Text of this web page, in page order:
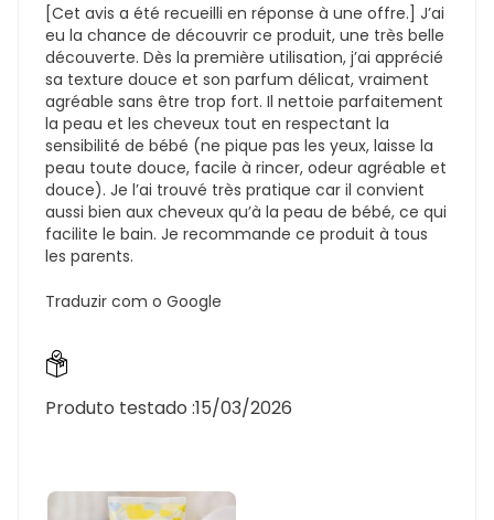
[Cet avis a été recueilli en réponse à une offre.] J’ai
eu la chance de découvrir ce produit, une très belle
découverte. Dès la première utilisation, j’ai apprécié
sa texture douce et son parfum délicat, vraiment
agréable sans être trop fort. Il nettoie parfaitement
la peau et les cheveux tout en respectant la
sensibilité de bébé (ne pique pas les yeux, laisse la
peau toute douce, facile à rincer, odeur agréable et
douce). Je l’ai trouvé très pratique car il convient
aussi bien aux cheveux qu’à la peau de bébé, ce qui
facilite le bain. Je recommande ce produit à tous
les parents.
Traduzir com o Google
Produto testado :15/03/2026